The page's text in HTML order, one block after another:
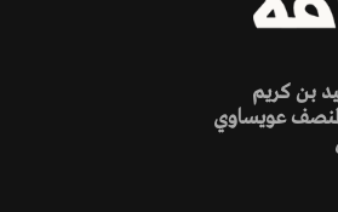
بن كريم
عويساوي